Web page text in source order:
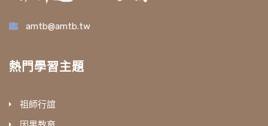
amtb@amtb.tw
熱門學習主題
祖師行誼